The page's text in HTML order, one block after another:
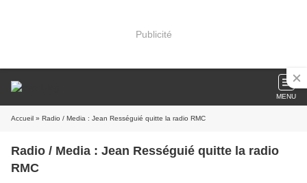
Publicité
MENU
Accueil » Radio / Media : Jean Rességuié quitte la radio RMC
Radio / Media : Jean Rességuié quitte la radio
RMC